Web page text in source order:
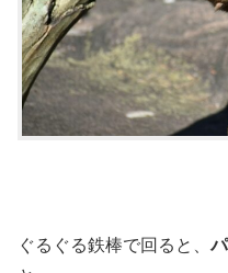
ぐるぐる鉄棒で回ると、